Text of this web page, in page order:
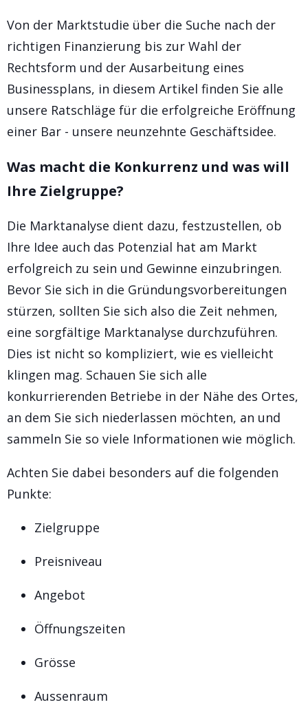
Von der Marktstudie über die Suche nach der
richtigen Finanzierung bis zur Wahl der
Rechtsform und der Ausarbeitung eines
Businessplans, in diesem Artikel finden Sie alle
unsere Ratschläge für die erfolgreiche Eröffnung
einer Bar - unsere neunzehnte Geschäftsidee.
Was macht die Konkurrenz und was will
Ihre Zielgruppe?
Die Marktanalyse dient dazu, festzustellen, ob
Ihre Idee auch das Potenzial hat am Markt
erfolgreich zu sein und Gewinne einzubringen.
Bevor Sie sich in die Gründungsvorbereitungen
stürzen, sollten Sie sich also die Zeit nehmen,
eine sorgfältige Marktanalyse durchzuführen.
Dies ist nicht so kompliziert, wie es vielleicht
klingen mag. Schauen Sie sich alle
konkurrierenden Betriebe in der Nähe des Ortes,
an dem Sie sich niederlassen möchten, an und
sammeln Sie so viele Informationen wie möglich.
Achten Sie dabei besonders auf die folgenden
Punkte:
Zielgruppe
Preisniveau
Angebot
Öffnungszeiten
Grösse
Aussenraum